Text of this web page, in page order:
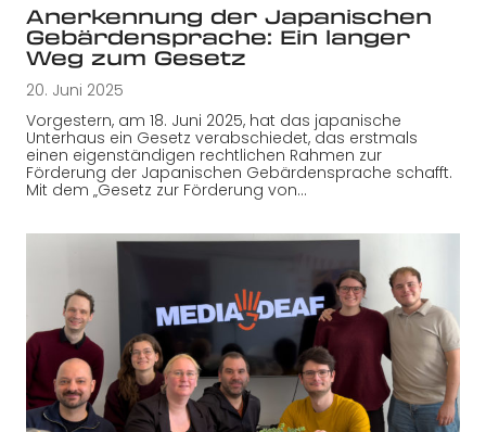
Anerkennung der Japanischen
Gebärdensprache: Ein langer
Weg zum Gesetz
20. Juni 2025
Vorgestern, am 18. Juni 2025, hat das japanische
Unterhaus ein Gesetz verabschiedet, das erstmals
einen eigenständigen rechtlichen Rahmen zur
Förderung der Japanischen Gebärdensprache schafft.
Mit dem „Gesetz zur Förderung von…